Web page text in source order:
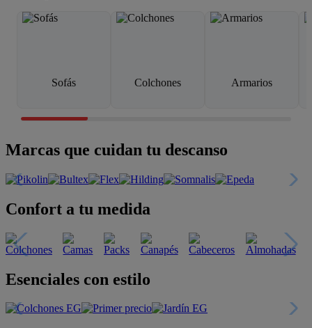
Sofás Colchones Armarios
Marcas que cuidan tu descanso
Confort a tu medida
Esenciales con estilo